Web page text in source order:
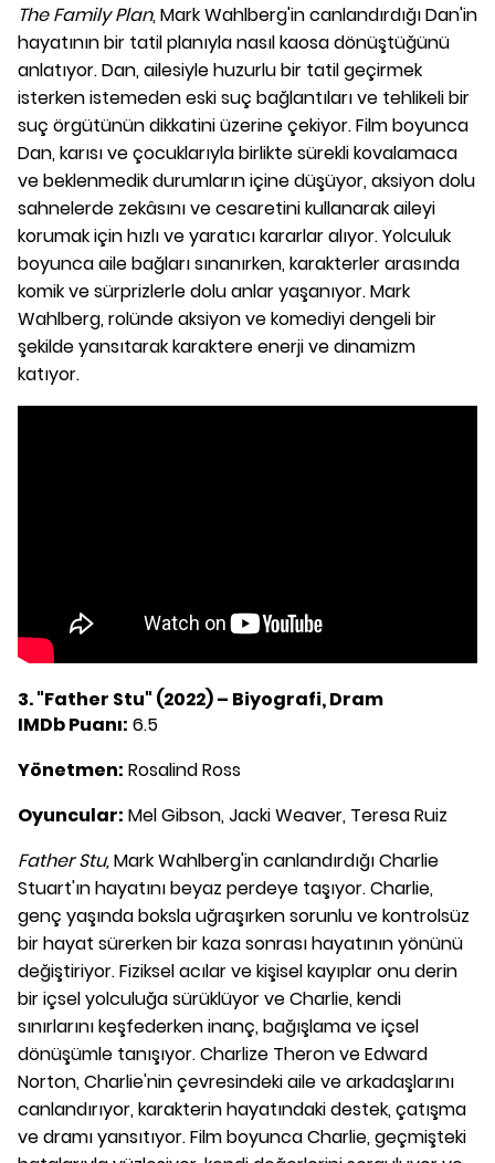
The Family Plan, Mark Wahlberg'in canlandırdığı Dan'in
hayatının bir tatil planıyla nasıl kaosa dönüştüğünü
anlatıyor. Dan, ailesiyle huzurlu bir tatil geçirmek
isterken istemeden eski suç bağlantıları ve tehlikeli bir
suç örgütünün dikkatini üzerine çekiyor. Film boyunca
Dan, karısı ve çocuklarıyla birlikte sürekli kovalamaca
ve beklenmedik durumların içine düşüyor, aksiyon dolu
sahnelerde zekâsını ve cesaretini kullanarak aileyi
korumak için hızlı ve yaratıcı kararlar alıyor. Yolculuk
boyunca aile bağları sınanırken, karakterler arasında
komik ve sürprizlerle dolu anlar yaşanıyor. Mark
Wahlberg, rolünde aksiyon ve komediyi dengeli bir
şekilde yansıtarak karaktere enerji ve dinamizm
katıyor.
3. "Father Stu" (2022) – Biyografi, Dram
IMDb Puanı: 6.5
Yönetmen: Rosalind Ross
Oyuncular: Mel Gibson, Jacki Weaver, Teresa Ruiz
Father Stu,Mark Wahlberg'in canlandırdığı Charlie
Stuart'ın hayatını beyaz perdeye taşıyor. Charlie,
genç yaşında boksla uğraşırken sorunlu ve kontrolsüz
bir hayat sürerken bir kaza sonrası hayatının yönünü
değiştiriyor. Fiziksel acılar ve kişisel kayıplar onu derin
bir içsel yolculuğa sürüklüyor ve Charlie, kendi
sınırlarını keşfederken inanç, bağışlama ve içsel
dönüşümle tanışıyor. Charlize Theron ve Edward
Norton, Charlie'nin çevresindeki aile ve arkadaşlarını
canlandırıyor, karakterin hayatındaki destek, çatışma
ve dramı yansıtıyor. Film boyunca Charlie, geçmişteki